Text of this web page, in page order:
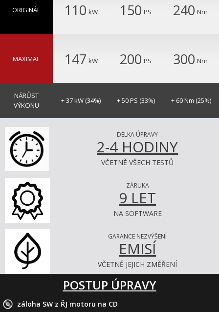
ORIGINÁL 110 kW 150 PS 240 Nm
MAXIMAL 147 kW 200 PS 300 Nm
NÁRŮST
VÝKONU
+ 37 kW (34%) + 50 PS (33%) + 60 Nm (25%)
DÉLKA ÚPRAVY
2-4 HODINY
VČETNĚ VŠECH TESTŮ
ZÁRUKA
9 LET
NA SOFTWARE
GARANCE NEZVÝŠENÍ
EMISÍ
VČETNĚ JEJICH ZMĚŘENÍ
POSTUP ÚPRAVY
záloha SW z ŘJ motoru na CD